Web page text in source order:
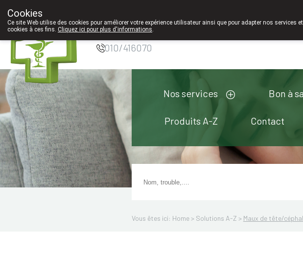
Pharmacie Coeur
de Ville
010/416070
Nos services Bon à
Produits A-Z Contact
Vous êtes ici: Home > Solutions A-Z > Maux de tête/
Cookies
Ce site Web utilise des cookies pour améliorer votre expérience utilisateur ainsi que pour adapter nos
cookies à ces fins. Cliquez ici pour plus d'informations.